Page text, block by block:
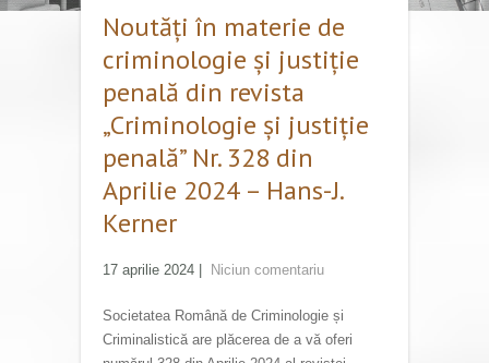
Noutăți în materie de
criminologie și justiție
penală din revista
„Criminologie și justiție
penală” Nr. 328 din
Aprilie 2024 – Hans-J.
Kerner
17 aprilie 2024 Niciun comentariu
Societatea Română de Criminologie și
Criminalistică are plăcerea de a vă oferi